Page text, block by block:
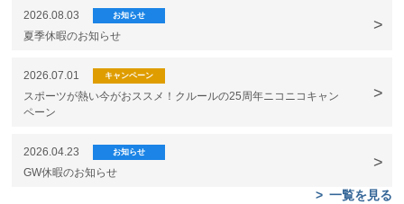
2026.08.03 お知らせ
夏季休暇のお知らせ
2026.07.01 キャンペーン
スポーツが熱い今がおススメ！クルールの25周年ニコニコキャン
ペーン
2026.04.23 お知らせ
GW休暇のお知らせ
一覧を見る